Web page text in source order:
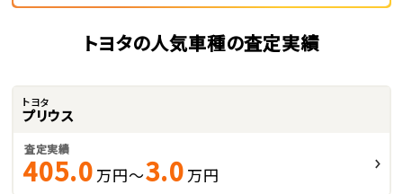
トヨタの人気車種の査定実績
トヨタ
プリウス
査定実績
405.0 万円～3.0 万円